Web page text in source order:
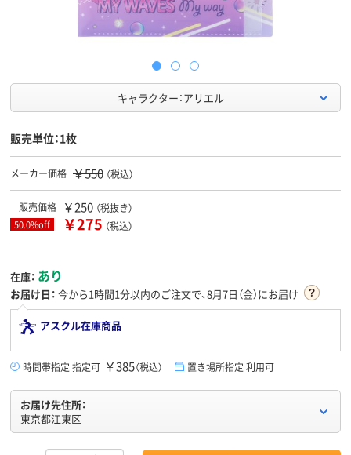
キャラクター：アリエル
販売単位：1枚
メーカー価格 ￥550 （税込）
販売価格 ￥250 （税抜き）
50.0%off ￥275 （税込）
在庫： あり
お届け日： 今から1時間1分以内のご注文で、8月7日（金）にお届け
アスクル在庫商品
時間帯指定 指定可 ￥385（税込） 置き場所指定 利用可
お届け先住所：
東京都江東区